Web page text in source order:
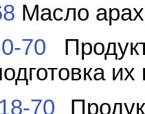
Масло
70
70